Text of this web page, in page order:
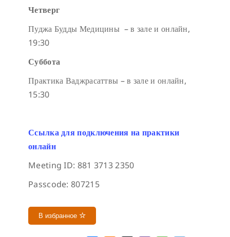
Четверг
Пуджа Будды Медицины – в зале и онлайн,
19:30
Суббота
Практика Ваджрасаттвы – в зале и онлайн,
15:30
Ссылка для подключения на практики
онлайн
Meeting ID: 881 3713 2350
Passcode: 807215
В избранное